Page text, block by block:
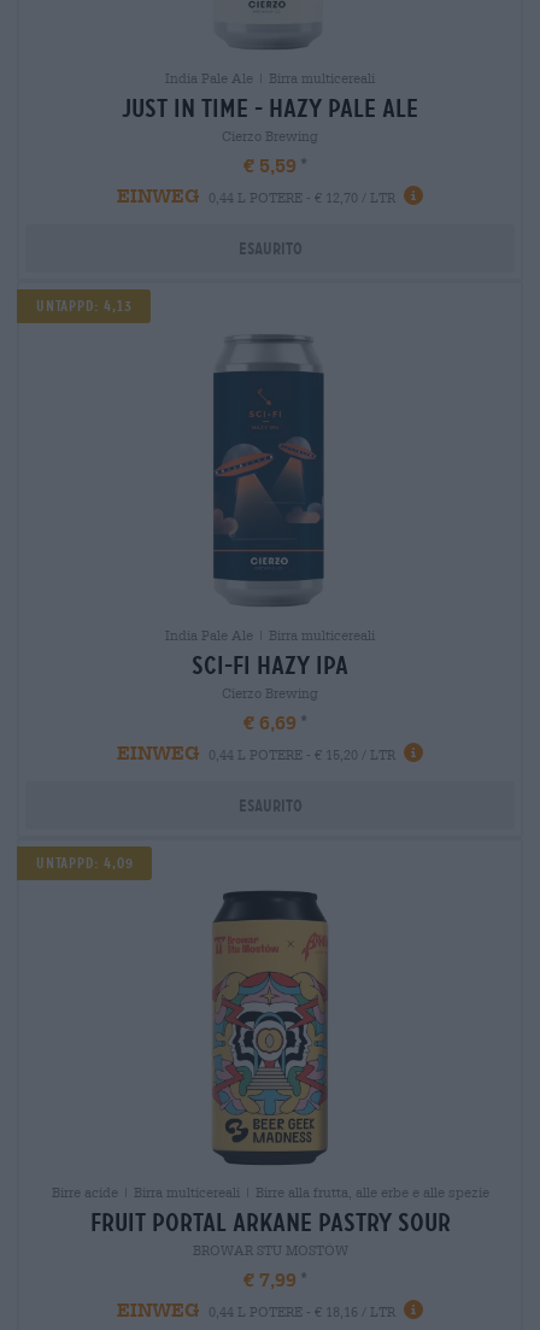
India Pale Ale | Birra multicereali
just in time - hazy pale ale
Cierzo Brewing
€ 5,59
EINWEG
0,44 L POTERE - € 12,70 / LTR
Esaurito
UNTAPPD: 4,13
India Pale Ale | Birra multicereali
sci-fi hazy ipa
Cierzo Brewing
€ 6,69
EINWEG
0,44 L POTERE - € 15,20 / LTR
Esaurito
Untappd: 4,09
Birre acide | Birra multicereali | Birre alla frutta, alle erbe e alle spezie
fruit portal arkane pastry sour
BROWAR STU MOSTÓW
€ 7,99
EINWEG
0,44 L POTERE - € 18,16 / LTR